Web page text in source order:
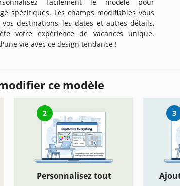
facilement le modèle pour
spécifiques. Les champs modifiables vous
destinations, les dates et autres détails,
votre expérience de vacances unique.
vie avec ce design tendance !
ce modèle
2
Personnalisez tout
3